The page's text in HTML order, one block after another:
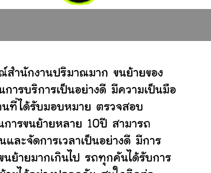
ำนักงานปริมาณมาก ขนย้ายของ
ารบริการเป็นอย่างดี มีความเป็นมือ
นที่ได้รับมอบหมาย ตรวจสอบ
การขนย้ายหลาย 10ปี สามารถ
และจัดการเวลาเป็นอย่างดี มีการ
นย้ายมากเกินไป รถทุกคันได้รับการ